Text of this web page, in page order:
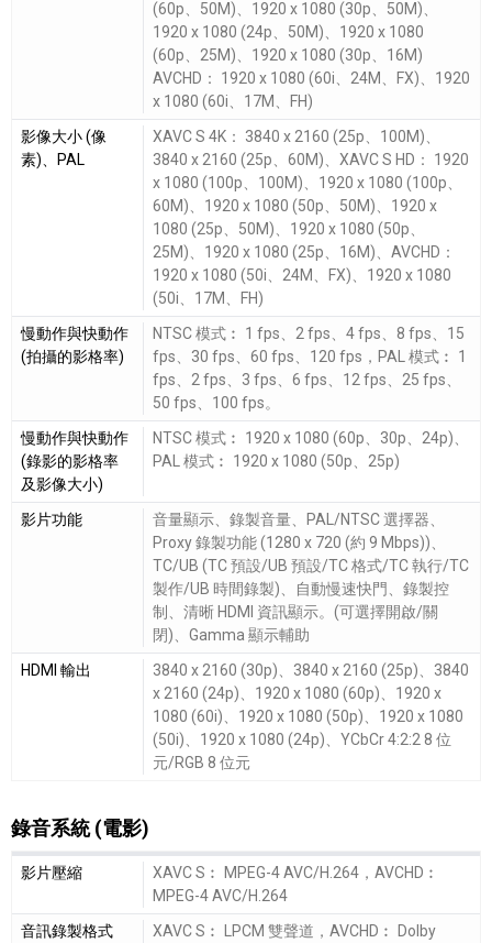
(60p、50M)、1920 x 1080 (30p、50M)、
1920 x 1080 (24p、50M)、1920 x 1080
(60p、25M)、1920 x 1080 (30p、16M)
AVCHD： 1920 x 1080 (60i、24M、FX)、1920
x 1080 (60i、17M、FH)
影像大小 (像
素)、PAL
XAVC S 4K： 3840 x 2160 (25p、100M)、
3840 x 2160 (25p、60M)、XAVC S HD： 1920
x 1080 (100p、100M)、1920 x 1080 (100p、
60M)、1920 x 1080 (50p、50M)、1920 x
1080 (25p、50M)、1920 x 1080 (50p、
25M)、1920 x 1080 (25p、16M)、AVCHD：
1920 x 1080 (50i、24M、FX)、1920 x 1080
(50i、17M、FH)
慢動作與快動作
(拍攝的影格率)
NTSC 模式︰ 1 fps、2 fps、4 fps、8 fps、15
fps、30 fps、60 fps、120 fps，PAL 模式︰ 1
fps、2 fps、3 fps、6 fps、12 fps、25 fps、
50 fps、100 fps。
慢動作與快動作
(錄影的影格率
及影像大小)
NTSC 模式︰ 1920 x 1080 (60p、30p、24p)、
PAL 模式︰ 1920 x 1080 (50p、25p)
影片功能
音量顯示、錄製音量、PAL/NTSC 選擇器、
Proxy 錄製功能 (1280 x 720 (約 9 Mbps))、
TC/UB (TC 預設/UB 預設/TC 格式/TC 執行/TC
製作/UB 時間錄製)、自動慢速快門、錄製控
制、清晰 HDMI 資訊顯示。(可選擇開啟/關
閉)、Gamma 顯示輔助
HDMI 輸出
3840 x 2160 (30p)、3840 x 2160 (25p)、3840
x 2160 (24p)、1920 x 1080 (60p)、1920 x
1080 (60i)、1920 x 1080 (50p)、1920 x 1080
(50i)、1920 x 1080 (24p)、YCbCr 4:2:2 8 位
元/RGB 8 位元
錄音系統 (電影)
錄音系統 (電影)細節敘述
影片壓縮
XAVC S︰ MPEG-4 AVC/H.264，AVCHD︰
MPEG-4 AVC/H.264
音訊錄製格式
XAVC S︰ LPCM 雙聲道，AVCHD︰ Dolby